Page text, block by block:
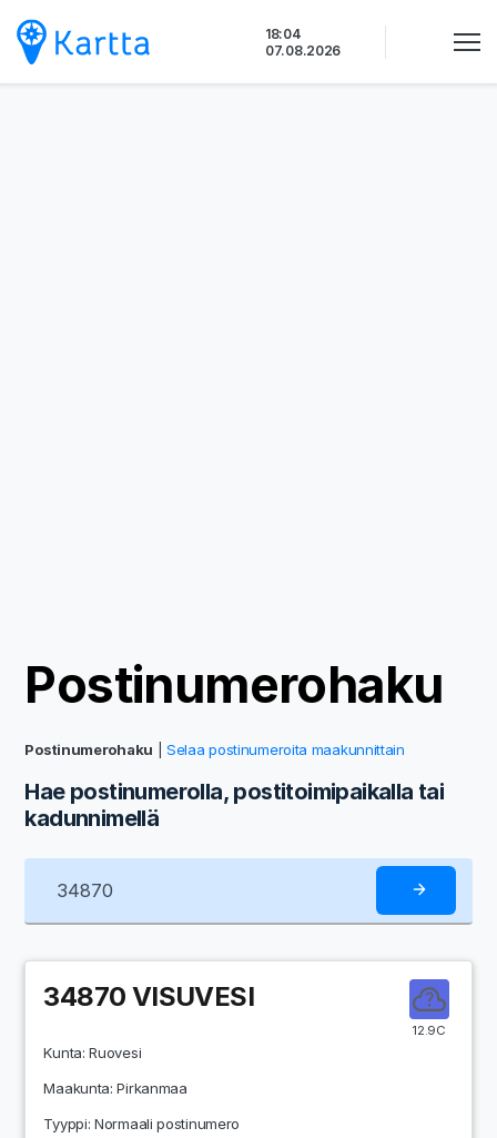
sisältöön
18:04
07.08.2026
Postinumerohaku
Postinumerohaku |Selaa postinumeroita maakunnittain
Hae postinumerolla, postitoimipaikalla tai
kadunnimellä
12.9C
34870 VISUVESI
Kunta:Ruovesi
Maakunta:Pirkanmaa
Tyyppi: Normaali postinumero